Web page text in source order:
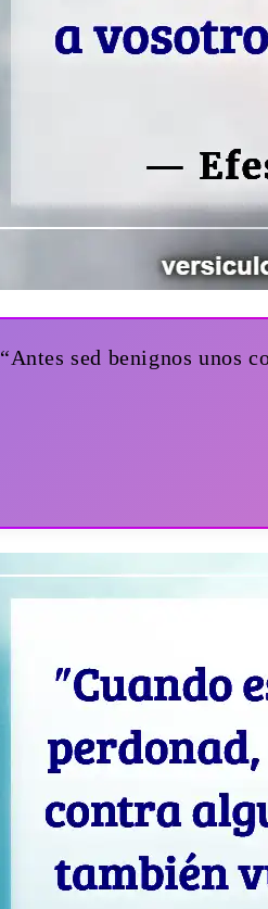
“Antes sed benignos unos